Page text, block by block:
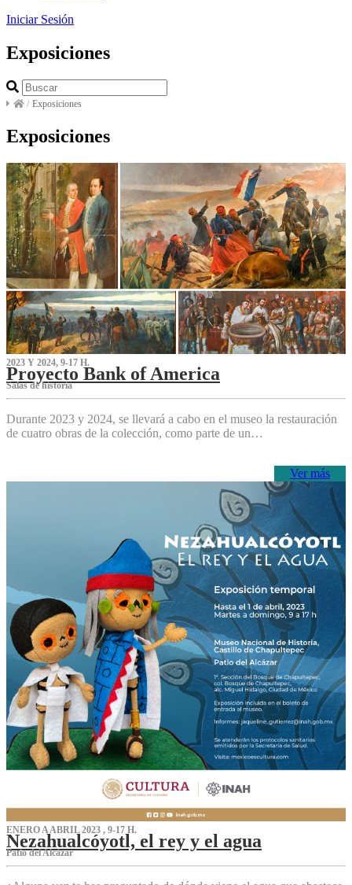
Iniciar Sesión
Exposiciones
/ Exposiciones
Exposiciones
2023 Y 2024, 9-17 H.
Proyecto Bank of America
S‌alas de historia
Durante 2023 y 2024, se llevará a cabo en el museo la restauración
de cuatro obras de la colección, como parte de un…
Ver más
ENERO A ABRIL 2023 , 9-17 H.
Nezahualcóyotl, el rey y el agua
Patio del Alcázar